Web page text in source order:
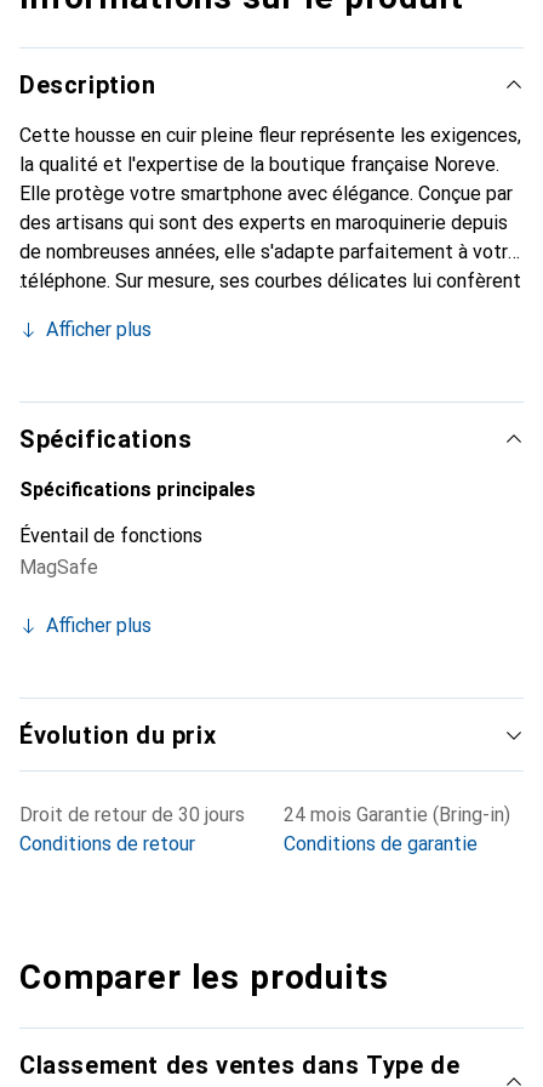
Description
Cette housse en cuir pleine fleur représente les exigences,
la qualité et l'expertise de la boutique française Noreve.
Elle protège votre smartphone avec élégance. Conçue par
des artisans qui sont des experts en maroquinerie depuis
de nombreuses années, elle s'adapte parfaitement à votre
téléphone. Sur mesure, ses courbes délicates lui confèrent
chic et essentiel de votre smartphone. Reconnu
marque Noreve est un choix sûr pour une clientèle
exigeante.
Afficher plus
Spécifications
Spécifications principales
Éventail de fonctions
MagSafe
Afficher plus
Évolution du prix
Droit de retour de 30 jours
Conditions de retour
24 mois Garantie (Bring-in)
Conditions de garantie
Comparer les produits
Classement des ventes dans Type de